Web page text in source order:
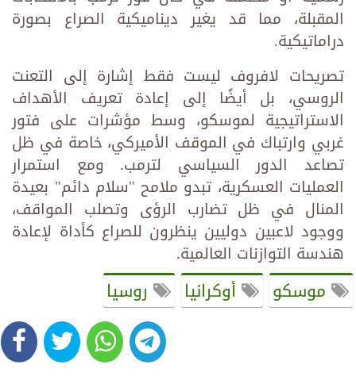
المقبلة، مما قد يغير ديناميكية الصراع بصورة
دراماتيكية.
تصريحات لافروف ليست فقط إشارة إلى التعنت
الروسي، بل أيضًا إلى إعادة تعريف الأهداف
الاستراتيجية لموسكو، وسط مؤشرات على فتور
غربي وارتباك في الموقف الأميركي، خاصة في ظل
تصاعد الدور السياسي لترمب. ومع استمرار
العمليات العسكرية، تبدو ملامح "سلام دائم" بعيدة
المنال في ظل تضارب الرؤى وتصلب المواقف،
ووجود لاعبين دوليين ينظرون للصراع كأداة لإعادة
هندسة التوازنات العالمية.
موسكو أوكرانيا روسيا